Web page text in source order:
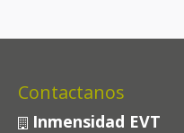
Contactanos
Inmensidad EVT